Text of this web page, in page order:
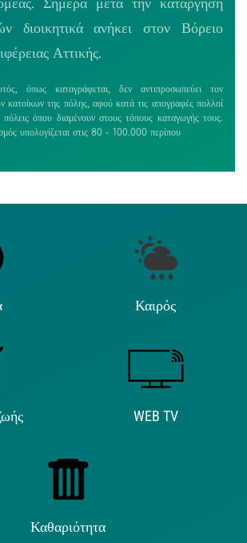
Σήμερα μετά την κατάργηση
διοικητικά ανήκει στον Βόρειο
Αττικής.
όπως καταγράφεται, δεν αντιπροσωπεύει τον
κατοίκων της πόλης, αφού κατά τις απογραφές πολλοί
πόλεις όπου διαμένουν στους τόπους καταγωγής τους.
υπολογίζεται στις 80 - 100.000 περίπου
Καιρός
WEB TV
Καθαριότητα